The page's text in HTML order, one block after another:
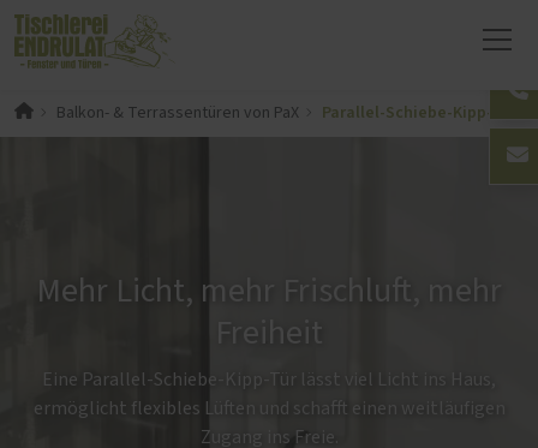
Balkon- & Terrassentüren von PaX Parallel-Schiebe-Kipp-Türen
Mehr Licht, mehr Frischluft, mehr
Freiheit
Eine Parallel-Schiebe-Kipp-Tür lässt viel Licht ins Haus,
ermöglicht flexibles Lüften und schafft einen weitläufigen
Zugang ins Freie.